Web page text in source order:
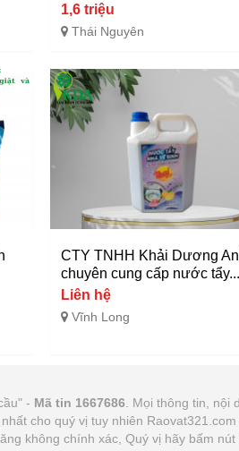
1,6 triệu
Thái Nguyên
CTY TNHH Khải Dương
chuyên cung cấp nước tẩy...
Liên hệ
Vĩnh Long
- Mã tin 1667686 . Mọi thông tin,
cho quý vị tuy nhiên
không chính xác, Quý vị hãy bấm